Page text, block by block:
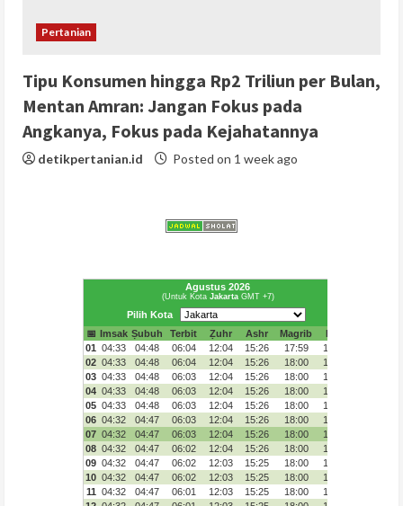
Pertanian
Tipu Konsumen hingga Rp2 Triliun per Bulan,
Mentan Amran: Jangan Fokus pada
Angkanya, Fokus pada Kejahatannya
detikpertanian.id Posted on 1 week ago